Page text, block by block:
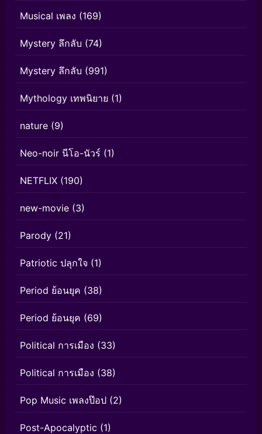
Musical เพลง (169)
Mystery ลึกลับ (74)
Mystery ลึกลับ (991)
Mythology เทพนิยาย (1)
nature (9)
Neo-noir นีโอ-นัวร์ (1)
NETFLIX (190)
new-movie (3)
Parody (21)
Patriotic ปลุกใจ (1)
Period ย้อนยุค (38)
Period ย้อนยุค (69)
Political การเมือง (33)
Political การเมือง (38)
Pop Music เพลงป๊อป (2)
Post-Apocalyptic (1)